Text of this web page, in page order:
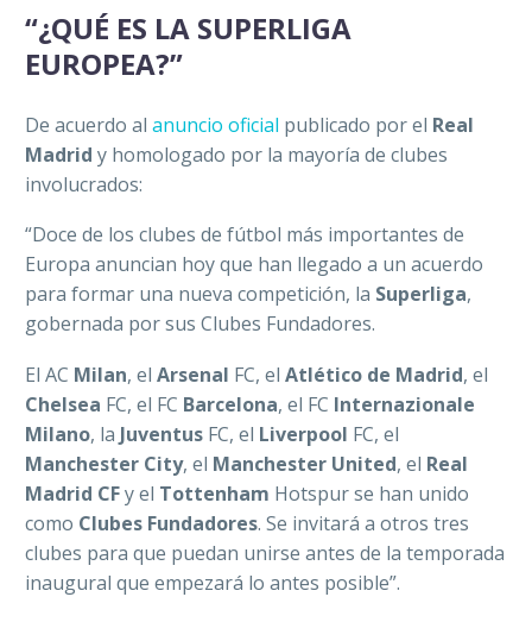
“¿QUÉ ES LA SUPERLIGA
EUROPEA?”
De acuerdo al anuncio oficial publicado por el Real
Madrid y homologado por la mayoría de clubes
involucrados:
“Doce de los clubes de fútbol más importantes de
Europa anuncian hoy que han llegado a un acuerdo
para formar una nueva competición, la Superliga,
gobernada por sus Clubes Fundadores.
El AC Milan, el Arsenal FC, el Atlético de Madrid, el
Chelsea FC, el FC Barcelona, el FC Internazionale
Milano, la Juventus FC, el Liverpool FC, el
Manchester City, el Manchester United, el Real
Madrid CFy el Tottenham Hotspur se han unido
como Clubes Fundadores. Se invitará a otros tres
clubes para que puedan unirse antes de la temporada
inaugural que empezará lo antes posible”.